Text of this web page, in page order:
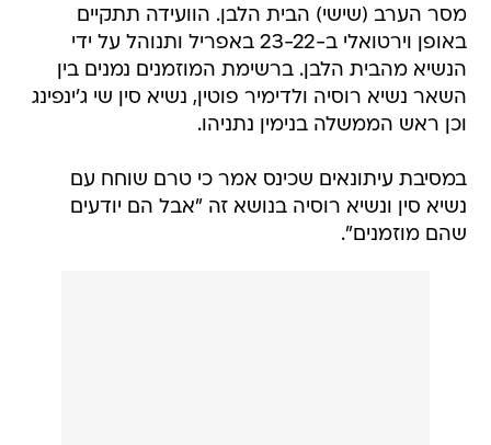
מסר הערב (שישי) הבית הלבן. הוועידה תתקיים
באופן וירטואלי ב-23-22 באפריל ותנוהל על ידי
הנשיא מהבית הלבן. ברשימת המוזמנים נמנים בין
השאר נשיא רוסיה ולדימיר פוטין, נשיא סין שי ג'ינפינג
וכן ראש הממשלה בנימין נתניהו.
במסיבת עיתונאים שכינס אמר כי טרם שוחח עם
נשיא סין ונשיא רוסיה בנושא זה "אבל הם יודעים
שהם מוזמנים".